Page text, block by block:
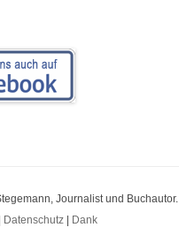
Journalist und Buchautor.
Datenschutz Dank